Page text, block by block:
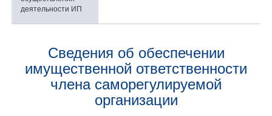
деятельности ИП
Сведения об обеспечении
имущественной ответственности
члена саморегулируемой
организации